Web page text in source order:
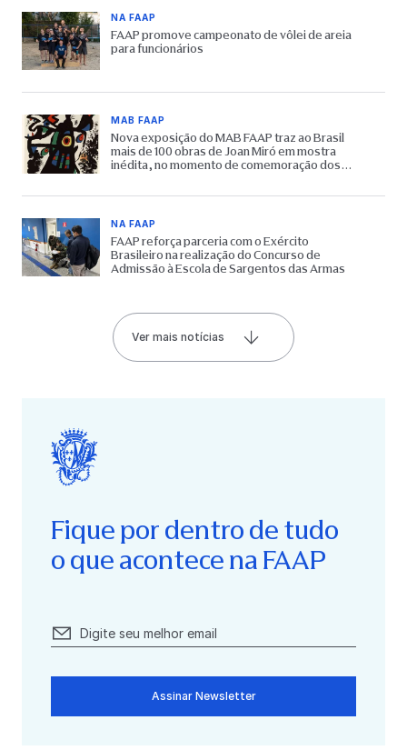
NA FAAP
FAAP promove campeonato de vôlei de areia
para funcionários
MAB FAAP
Nova exposição do MAB FAAP traz ao Brasil
mais de 100 obras de Joan Miró em mostra
inédita, no momento de comemoração dos
NA FAAP
FAAP reforça parceria com o Exército
Brasileiro na realização do Concurso de
Admissão à Escola de Sargentos das Armas
Ver mais notícias
Fique por dentro de tudo
o que acontece na FAAP
Assinar Newsletter